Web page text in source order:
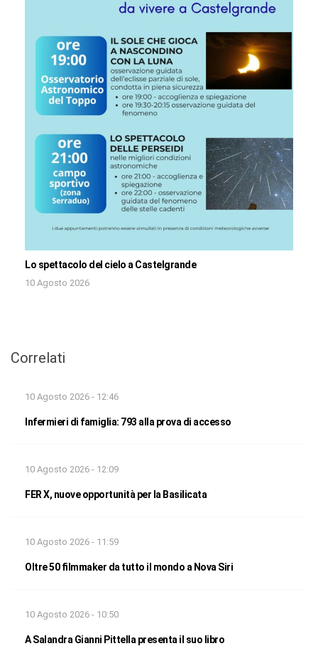
Lo spettacolo del cielo a Castelgrande
10 Agosto 2026
Correlati
10 Agosto 2026 - 12:46
Infermieri di famiglia: 793 alla prova di accesso
10 Agosto 2026 - 12:09
FER X, nuove opportunità per la Basilicata
10 Agosto 2026 - 11:59
Oltre 50 filmmaker da tutto il mondo a Nova Siri
10 Agosto 2026 - 10:50
A Salandra Gianni Pittella presenta il suo libro